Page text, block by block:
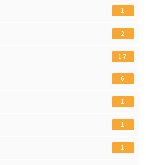
1
2
17
6
1
1
1